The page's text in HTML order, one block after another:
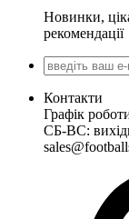
Новинки,
рекомендації
Контакти
Графік
СБ-ВС: